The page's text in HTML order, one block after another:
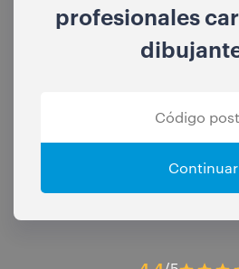
profesionales
Continuar